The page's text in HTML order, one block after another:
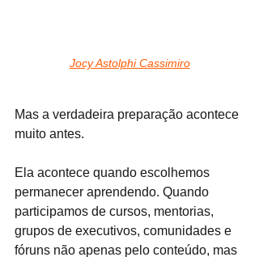
Jocy Astolphi Cassimiro
Mas a verdadeira preparação acontece
muito antes.
Ela acontece quando escolhemos
permanecer aprendendo. Quando
participamos de cursos, mentorias,
grupos de executivos, comunidades e
fóruns não apenas pelo conteúdo, mas